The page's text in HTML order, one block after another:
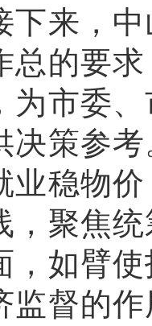
，中
总的要
为市委
决策参
业稳物
，聚焦
，如臂
监督的